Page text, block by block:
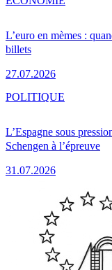
L’euro en mèmes :
billets
27.07.2026
L’Espagne sous
Schengen à l’épreuve
31.07.2026
POLITIQUE